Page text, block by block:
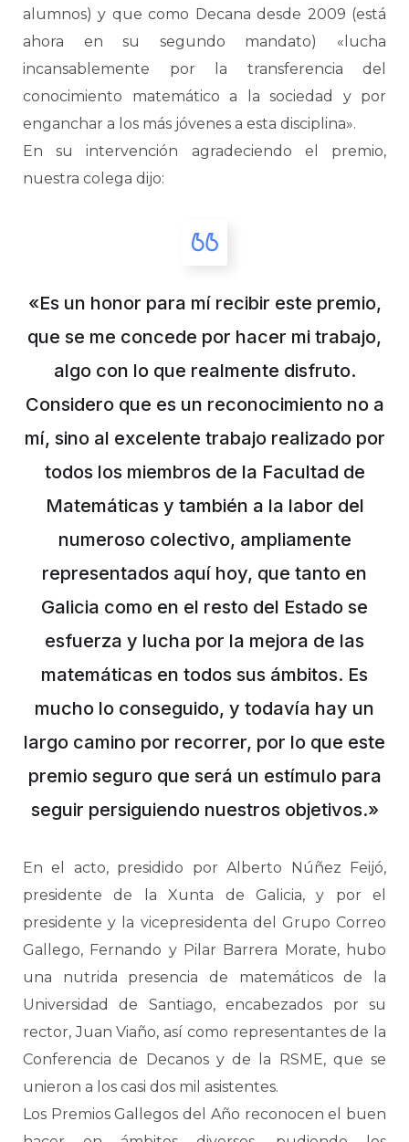
alumnos) y que como Decana desde 2009 (está
ahora en su segundo mandato) «lucha
incansablemente por la transferencia del
conocimiento matemático a la sociedad y por
enganchar a los más jóvenes a esta disciplina».
En su intervención agradeciendo el premio,
nuestra colega dijo:
«Es un honor para mí recibir este premio,
que se me concede por hacer mi trabajo,
algo con lo que realmente disfruto.
Considero que es un reconocimiento no a
mí, sino al excelente trabajo realizado por
todos los miembros de la Facultad de
Matemáticas y también a la labor del
numeroso colectivo, ampliamente
representados aquí hoy, que tanto en
Galicia como en el resto del Estado se
esfuerza y lucha por la mejora de las
matemáticas en todos sus ámbitos. Es
mucho lo conseguido, y todavía hay un
largo camino por recorrer, por lo que este
premio seguro que será un estímulo para
seguir persiguiendo nuestros objetivos.»
En el acto, presidido por Alberto Núñez Feijó,
presidente de la Xunta de Galicia, y por el
presidente y la vicepresidenta del Grupo Correo
Gallego, Fernando y Pilar Barrera Morate, hubo
una nutrida presencia de matemáticos de la
Universidad de Santiago, encabezados por su
rector, Juan Viaño, así como representantes de la
Conferencia de Decanos y de la RSME, que se
unieron a los casi dos mil asistentes.
Los Premios Gallegos del Año reconocen el buen